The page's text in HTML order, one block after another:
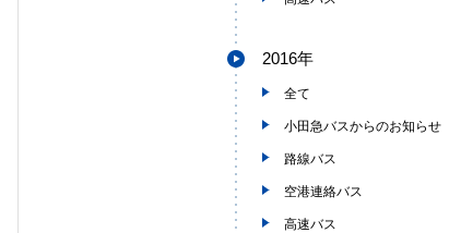
2016年
全て
小田急バスからのお知らせ
路線バス
空港連絡バス
高速バス